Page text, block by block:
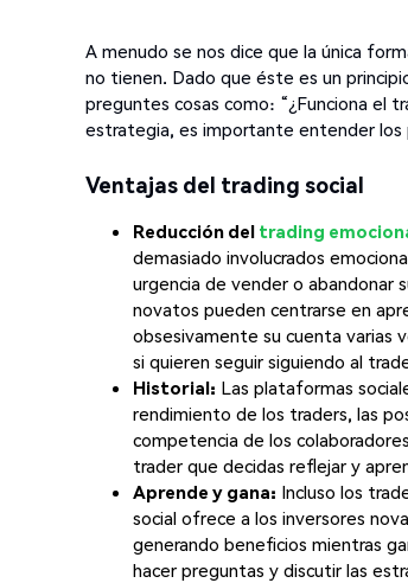
A menudo se nos dice que la única
no tienen. Dado que éste es un
preguntes cosas como: “¿Funciona el
estrategia, es importante entender los
Ventajas del trading social
Reducción del trading
demasiado involucrados
urgencia de vender o abandonar
novatos pueden centrarse en
obsesivamente su cuenta varias
si quieren seguir siguiendo al
Historial: Las plataformas
rendimiento de los traders, las
competencia de los
trader que decidas reflejar y
Aprende y gana: Incluso los
social ofrece a los inversores
generando beneficios mientras
hacer preguntas y discutir las